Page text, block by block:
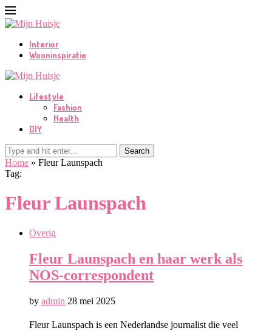
Interior
Wooninspiratie
Lifestyle
Fashion
Health
DIY
Search
Home » Fleur Launspach
Tag:
Fleur Launspach
Overig
Fleur Launspach en haar werk als
NOS-correspondent
by admin 28 mei 2025
Fleur Launspach is een Nederlandse journalist die veel